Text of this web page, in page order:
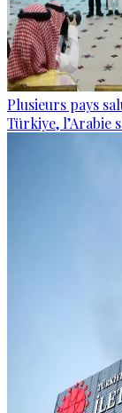
Plusieurs pays
Türkiye, l’Arabie